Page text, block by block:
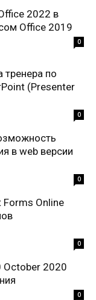
2022 в
Office 2019
0
тренера по
(Presenter
0
в web версии
0
Online
0
October 2020
0